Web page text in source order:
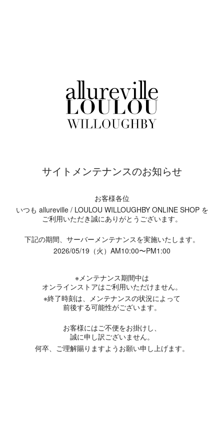
サイトメンテナンスのお知らせ
お客様各位
いつも allureville / LOULOU WILLOUGHBY ONLINE SHOP を
ご利用いただき誠にありがとうございます。
下記の期間、サーバーメンテナンスを実施いたします。
2026/05/19（火）AM10:00〜PM1:00
※メンテナンス期間中は
オンラインストアはご利用いただけません。
※終了時刻は、メンテナンスの状況によって
前後する可能性がございます。
お客様にはご不便をお掛けし、
誠に申し訳ございません。
何卒、ご理解賜りますようお願い申し上げます。